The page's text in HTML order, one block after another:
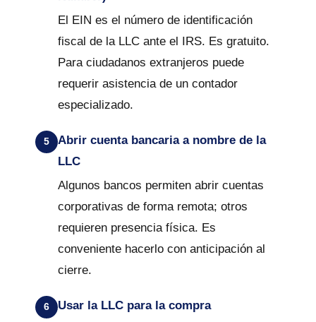
El EIN es el número de identificación
fiscal de la LLC ante el IRS. Es gratuito.
Para ciudadanos extranjeros puede
requerir asistencia de un contador
especializado.
Abrir cuenta bancaria a nombre de la
LLC
Algunos bancos permiten abrir cuentas
corporativas de forma remota; otros
requieren presencia física. Es
conveniente hacerlo con anticipación al
cierre.
Usar la LLC para la compra